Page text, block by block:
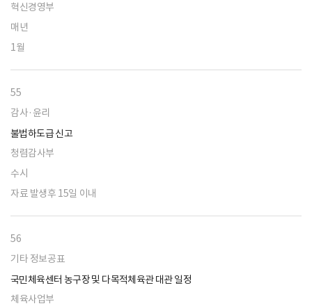
혁신경영부
매년
1월
55
감사·윤리
불법하도급 신고
청렴감사부
수시
자료 발생후 15일 이내
56
기타 정보공표
국민체육센터 농구장 및 다목적체육관 대관 일정
체육사업부